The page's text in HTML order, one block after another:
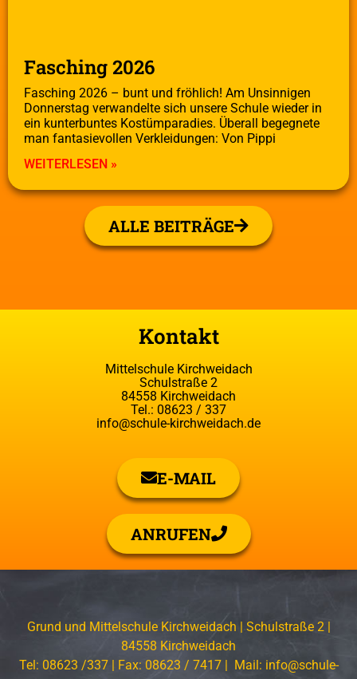
Fasching 2026
Fasching 2026 – bunt und fröhlich! Am Unsinnigen
Donnerstag verwandelte sich unsere Schule wieder in
ein kunterbuntes Kostümparadies. Überall begegnete
man fantasievollen Verkleidungen: Von Pippi
WEITERLESEN »
ALLE BEITRÄGE
Kontakt
Mittelschule Kirchweidach
Schulstraße 2
84558 Kirchweidach
Tel.: 08623 / 337
info@schule-kirchweidach.de
E-MAIL
ANRUFEN
Grund und Mittelschule Kirchweidach | Schulstraße 2 |
84558 Kirchweidach
Tel: 08623 /337 | Fax: 08623 / 7417 | Mail: info@schule-